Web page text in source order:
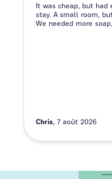
It was cheap, but had
stay. A small room,
We needed more
Chris 7 août 2026